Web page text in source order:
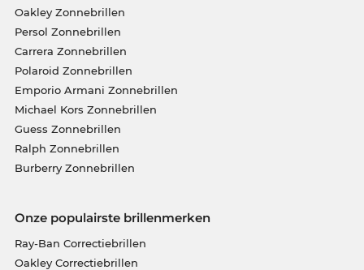
Oakley Zonnebrillen
Persol Zonnebrillen
Carrera Zonnebrillen
Polaroid Zonnebrillen
Emporio Armani Zonnebrillen
Michael Kors Zonnebrillen
Guess Zonnebrillen
Ralph Zonnebrillen
Burberry Zonnebrillen
Onze populairste brillenmerken
Ray-Ban Correctiebrillen
Oakley Correctiebrillen